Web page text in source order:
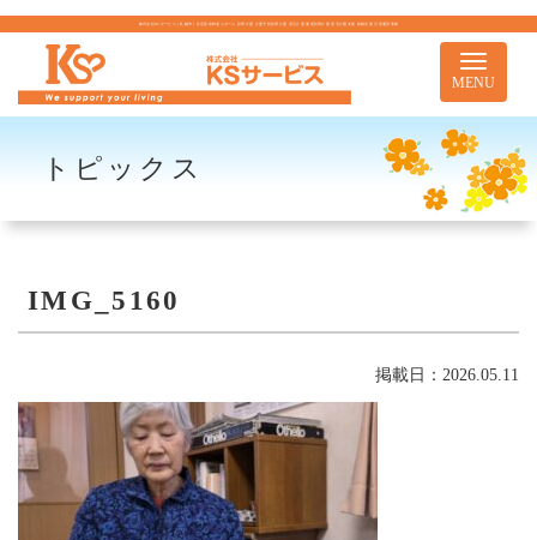
株式会社KSサービス｜札幌市｜住宅型有料老人ホーム 訪問介護 介護予防訪問介護 居宅介護 重度訪問介護 居宅介護支援 移動支援 児童通所事業
Toggle
MENU
トピックス
IMG_5160
掲載日：2026.05.11